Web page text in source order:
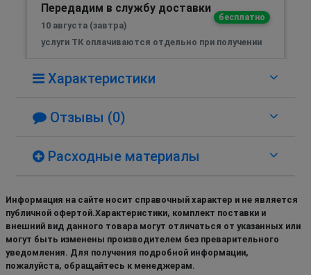
Передадим в службу доставки
бесплатно
10 августа (завтра)
услуги ТК оплачиваются отдельно при получении
Характеристики
Отзывы (0)
Расходные материалы
Информация на сайте носит справочный характер и не является
публичной офертой.Характеристики, комплект поставки и
внешний вид данного товара могут отличаться от указанных или
могут быть изменены производителем без преварительного
уведомления. Для получения подробной информации,
пожалуйста, обращайтесь к менеджерам.